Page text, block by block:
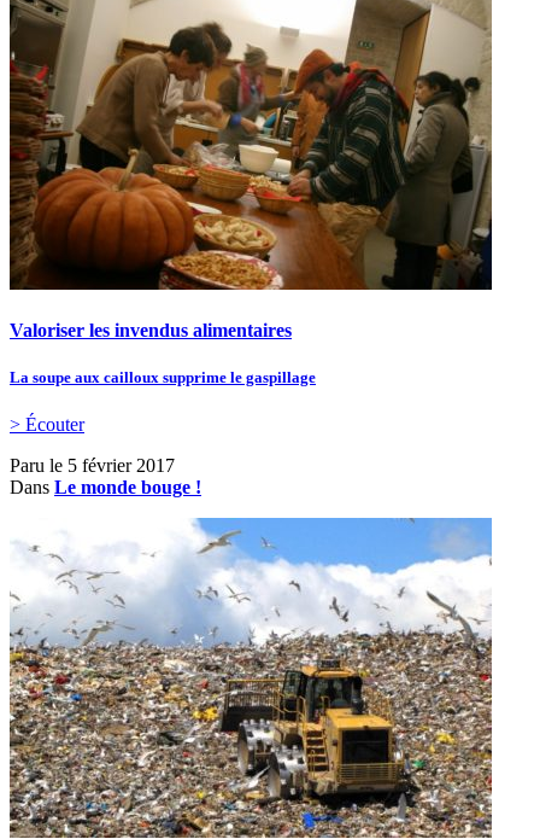
Valoriser les invendus alimentaires
La soupe aux cailloux supprime le gaspillage
> Écouter
Paru le 5 février 2017
Dans Le monde bouge !